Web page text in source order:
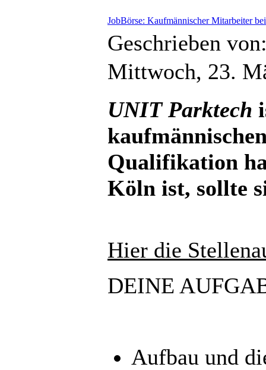
JobBörse: Kaufmännischer Mitarbeiter
Geschrieben
Mittwoch, 23.
UNIT Parktech
Qualifikation
Köln ist, sollte
Hier die
DEINE
Aufbau und